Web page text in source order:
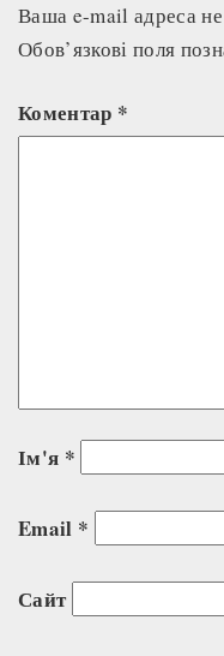
Ваша e-mail адреса
Обов’язкові поля
Коментар *
Ім'я *
Email *
Сайт